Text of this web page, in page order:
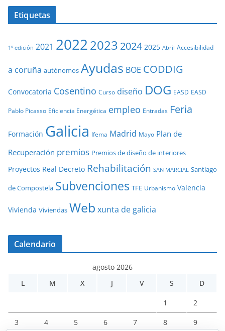
Etiquetas
1º edición 2021 20222023 2024 2025 Abril Accesibilidad
a coruña autónomos Ayudas BOE CODDIG
Convocatoria Cosentino Curso diseño DOG EASD EASD
Pablo Picasso Eficiencia Energética empleo Entradas Feria
Formación Galicia Ifema Madrid Mayo Plan de
Recuperación premios Premios de diseño de interiores
Proyectos Real Decreto Rehabilitación SAN MARCIAL Santiago
de Compostela Subvenciones TFE Urbanismo Valencia
Vivienda Viviendas Web xunta de galicia
Calendario
agosto 2026
L
M X J V S D
1 2
3 4 5 6 7 8 9